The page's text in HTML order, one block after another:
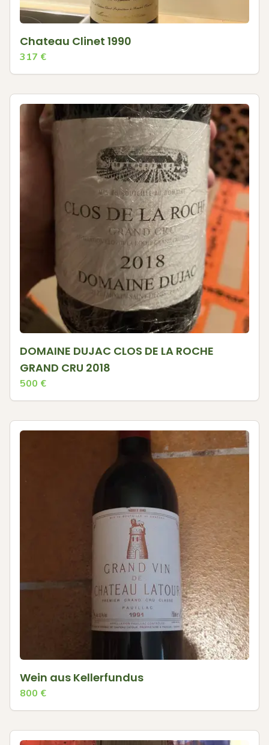
Chateau Clinet 1990
317 €
DOMAINE DUJAC CLOS DE LA ROCHE
GRAND CRU 2018
500 €
Wein aus Kellerfundus
800 €